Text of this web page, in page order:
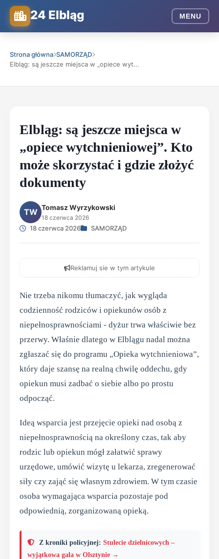
24 Elbląg MENU
Strona główna SAMORZĄD
Elbląg: są jeszcze miejsca w „opiece wyt...
Elbląg: są jeszcze miejsca w
„opiece wytchnieniowej”. Kto
może skorzystać i gdzie złożyć
dokumenty
TW Tomasz Wyrzykowski
18 czerwca 2026
18 czerwca 2026 SAMORZĄD
Reklamuj sie w tym artykule
Nie trzeba nikomu tłumaczyć, jak wygląda
codzienność rodziców i opiekunów osób z
niepełnosprawnościami - dyżur trwa właściwie bez
przerwy. Właśnie dlatego w Elblągu nadal można
zgłaszać się do programu „Opieka wytchnieniowa”,
który daje szansę na realną chwilę oddechu, gdy
opiekun musi zadbać o siebie albo po prostu
odpocząć.
Ideą wsparcia jest przejęcie opieki nad osobą z
niepełnosprawnością na określony czas, tak aby
rodzic lub opiekun mógł załatwić sprawy
urzędowe, umówić wizytę u lekarza, zregenerować
siły czy zająć się własnym zdrowiem. W tym czasie
osoba wymagająca wsparcia pozostaje pod
odpowiednią, zorganizowaną opieką.
Z kroniki policyjnej: Stulecie dzielnicowych –
wyjątkowa gala w Olsztynie →